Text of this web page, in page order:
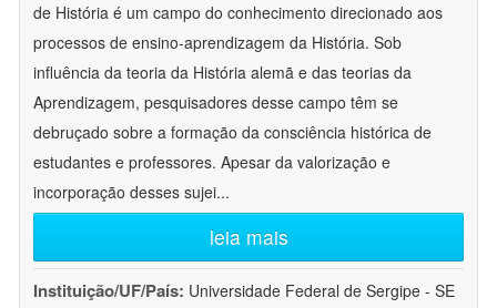
de História é um campo do conhecimento direcionado aos
processos de ensino-aprendizagem da História. Sob
influência da teoria da História alemã e das teorias da
Aprendizagem, pesquisadores desse campo têm se
debruçado sobre a formação da consciência histórica de
estudantes e professores. Apesar da valorização e
incorporação desses sujei...
leia mais
Instituição/UF/País: Universidade Federal de Sergipe - SE